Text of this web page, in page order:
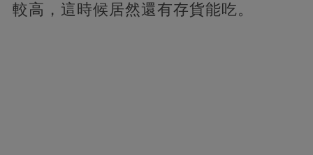
較高，這時候居然還有存貨能吃。